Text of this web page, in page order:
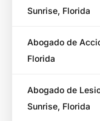
Sunrise, Florida
Abogado de
Florida
Abogado de
Sunrise, Florida